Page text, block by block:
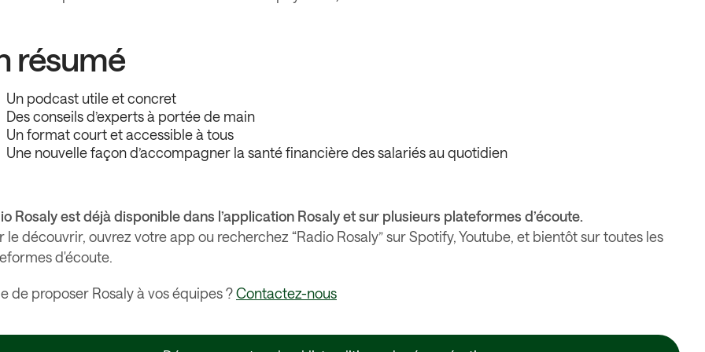
résumé
Un podcast utile et concret
Des conseils d’experts à portée de main
Un format court et accessible à tous
Une nouvelle façon d’accompagner la santé financière des salariés au quotidien
Rosaly est déjà disponible dans l’application Rosaly et sur plusieurs plateformes d’écoute.
le découvrir, ouvrez votre app ou recherchez “Radio Rosaly” sur Spotify, Youtube, et bientôt sur toutes les
d'écoute.
de proposer Rosaly à vos équipes ?Contactez-nous